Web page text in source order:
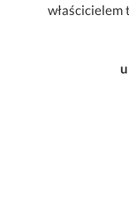
właścicielem